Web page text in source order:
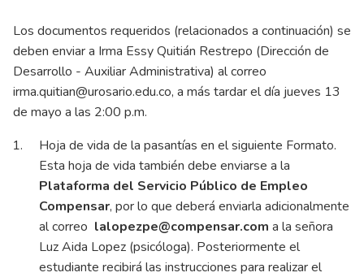
Los documentos requeridos (relacionados a continuación) se
deben enviar a Irma Essy Quitián Restrepo (Dirección de
Desarrollo - Auxiliar Administrativa) al correo
irma.quitian@urosario.edu.co, a más tardar el día jueves 13
de mayo a las 2:00 p.m.
Hoja de vida de la pasantías en el siguiente Formato.
Esta hoja de vida también debe enviarse a la
Plataforma del Servicio Público de Empleo
Compensar, por lo que deberá enviarla adicionalmente
al correo lalopezpe@compensar.com a la señora
Luz Aida Lopez (psicóloga). Posteriormente el
estudiante recibirá las instrucciones para realizar el